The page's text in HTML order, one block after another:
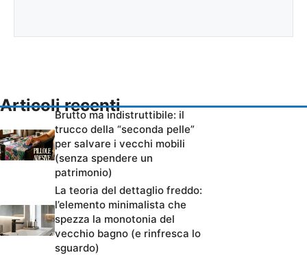
Articoli recenti
Brutto ma indistruttibile: il
trucco della “seconda pelle”
per salvare i vecchi mobili
(senza spendere un
patrimonio)
La teoria del dettaglio freddo:
l’elemento minimalista che
spezza la monotonia del
vecchio bagno (e rinfresca lo
sguardo)